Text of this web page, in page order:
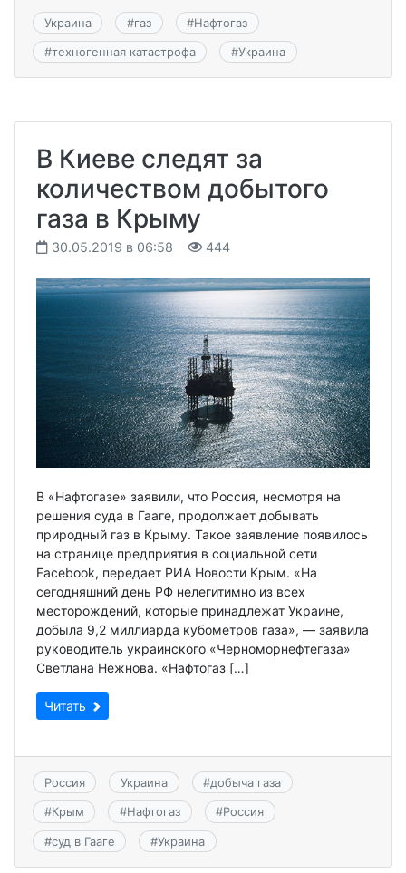
Украина #газ #Нафтогаз
#техногенная катастрофа #Украина
В Киеве следят за
количеством добытого
газа в Крыму
30.05.2019 в 06:58 444
В «Нафтогазе» заявили, что Россия, несмотря на
решения суда в Гааге, продолжает добывать
природный газ в Крыму. Такое заявление появилось
на странице предприятия в социальной сети
Facebook, передает РИА Новости Крым. «На
сегодняшний день РФ нелегитимно из всех
месторождений, которые принадлежат Украине,
добыла 9,2 миллиарда кубометров газа», — заявила
руководитель украинского «Черноморнефтегаза»
Светлана Нежнова. «Нафтогаз […]
Читать
Россия Украина #добыча газа
#Крым #Нафтогаз #Россия
#суд в Гааге #Украина